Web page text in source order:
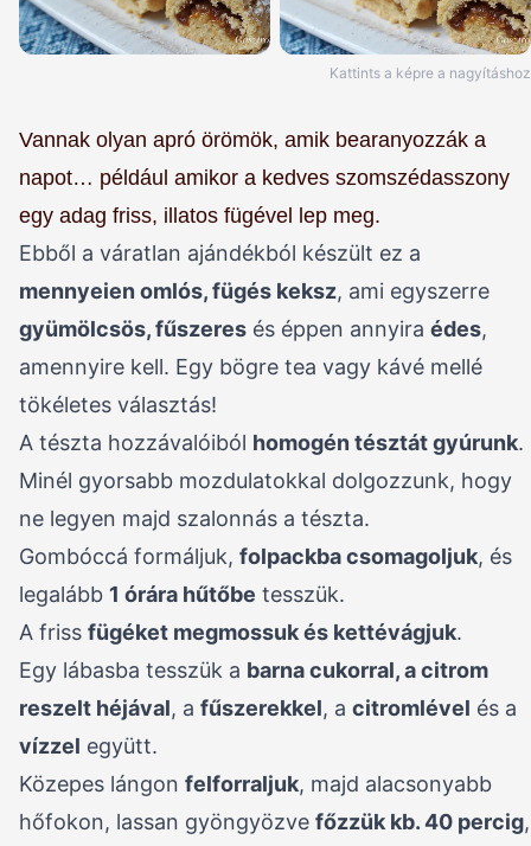
Kattints a képre a nagyításhoz
Vannak olyan apró örömök, amik bearanyozzák a
napot… például amikor a kedves szomszédasszony
egy adag friss, illatos fügével lep meg.
Ebből a váratlan ajándékból készült ez a
mennyeien omlós, fügés keksz, ami egyszerre
gyümölcsös, fűszeres és éppen annyira édes,
amennyire kell. Egy bögre tea vagy kávé mellé
tökéletes választás!
A tészta hozzávalóiból homogén tésztát gyúrunk.
Minél gyorsabb mozdulatokkal dolgozzunk, hogy
ne legyen majd szalonnás a tészta.
Gombóccá formáljuk, folpackba csomagoljuk, és
legalább 1 órára hűtőbe tesszük.
A friss fügéket megmossuk és kettévágjuk.
Egy lábasba tesszük a barna cukorral, a citrom
reszelt héjával, a fűszerekkel, a citromlével és a
vízzel együtt.
Közepes lángon felforraljuk, majd alacsonyabb
hőfokon, lassan gyöngyözve főzzük kb. 40 percig,